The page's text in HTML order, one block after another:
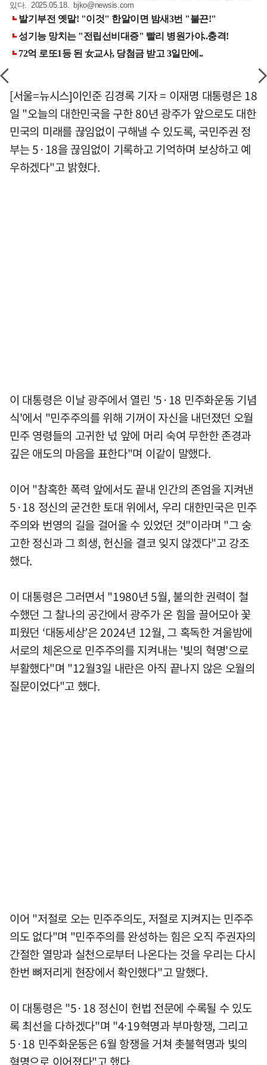
있다. 2025.05.18. bjko@newsis.com
[서울=뉴시스]이인준 김경록 기자 = 이재명 대통령은 18
일 "오늘의 대한민국을 구한 80년 광주가 앞으로도 대한
민국의 미래를 끊임없이 구해낼 수 있도록, 국민주권 정
부는 5·18을 끊임없이 기록하고 기억하며 보상하고 예
우하겠다"고 밝혔다.
이 대통령은 이날 광주에서 열린 '5·18 민주화운동 기념
식'에서 "민주주의를 위해 기꺼이 자신을 내던졌던 오월
민주 영령들의 고귀한 넋 앞에 머리 숙여 무한한 존경과
깊은 애도의 마음을 표한다"며 이같이 말했다.
이어 "참혹한 폭력 앞에서도 끝내 인간의 존엄을 지켜낸
5·18 정신의 굳건한 토대 위에서, 우리 대한민국은 민주
주의와 번영의 길을 걸어올 수 있었던 것"이라며 "그 숭
고한 정신과 그 희생, 헌신을 결코 잊지 않겠다"고 강조
했다.
이 대통령은 그러면서 "1980년 5월, 불의한 권력이 철
수했던 그 찰나의 공간에서 광주가 온 힘을 끌어모아 꽃
피웠던 ‘대동세상’은 2024년 12월, 그 혹독한 겨울밤에
서로의 체온으로 민주주의를 지켜내는 '빛의 혁명'으로
부활했다"며 "12월3일 내란은 아직 끝나지 않은 오월의
질문이었다"고 했다.
이어 "저절로 오는 민주주의도, 저절로 지켜지는 민주주
의도 없다"며 "민주주의를 완성하는 힘은 오직 주권자의
간절한 열망과 실천으로부터 나온다는 것을 우리는 다시
한번 뼈저리게 현장에서 확인했다"고 말했다.
이 대통령은 "5·18 정신이 헌법 전문에 수록될 수 있도
록 최선을 다하겠다"며 "4⸱19혁명과 부마항쟁, 그리고
5·18 민주화운동은 6월 항쟁을 거쳐 촛불혁명과 빛의